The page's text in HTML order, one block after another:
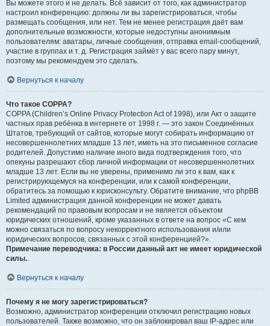
Вы можете этого и не делать. Всё зависит от того, как администратор
настроил конференцию: должны ли вы зарегистрироваться, чтобы
размещать сообщения, или нет. Тем не менее регистрация даёт вам
дополнительные возможности, которые недоступны анонимным
пользователям: аватары, личные сообщения, отправка email-сообщений,
участие в группах и т. д. Регистрация займёт у вас всего пару минут,
поэтому мы рекомендуем это сделать.
Вернуться к началу
Что такое COPPA?
COPPA (Children’s Online Privacy Protection Act of 1998), или Акт о защите
частных прав ребёнка в интернете от 1998 г. — это закон Соединённых
Штатов, требующий от сайтов, которые могут собирать информацию от
несовершеннолетних младше 13 лет, иметь на это письменное согласие
родителей. Допустимо наличие иного вида подтверждения того, что
опекуны разрешают сбор личной информации от несовершеннолетних
младше 13 лет. Если вы не уверены, применимо ли это к вам, как к
регистрирующемуся на конференции, или к самой конференции,
обратитесь за помощью к юрисконсульту. Обратите внимание, что phpBB
Limited администрация данной конференции не может давать
рекомендаций по правовым вопросам и не является объектом
юридических отношений, кроме указанных в ответе на вопрос «С кем
можно связаться по вопросу некорректного использования и/или
юридических вопросов, связанных с этой конференцией?».
Примечание переводчика: в России данный акт не имеет юридической
силы..
Вернуться к началу
Почему я не могу зарегистрироваться?
Возможно, администратор конференции отключил регистрацию новых
пользователей. Также возможно, что он заблокировал ваш IP-адрес или